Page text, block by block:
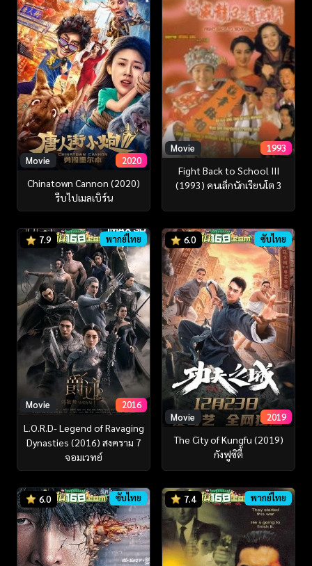
Movie 2020
Chinatown Cannon (2020)
รีบไปเมลเบิร์น
Movie 1993
Fight Back to School III
(1993) คนเล็กนักเรียนโต 3
7.9 พากย์ไทย
Movie 2016
L.O.R.D- Legend of Ravaging
Dynasties (2016) สงคราม 7
จอมเวทย์
6.0 ซับไทย
Movie 2019
The City of Kungfu (2019)
กังฟูซิตี้
6.0 ซับไทย 7.4 พากย์ไทย